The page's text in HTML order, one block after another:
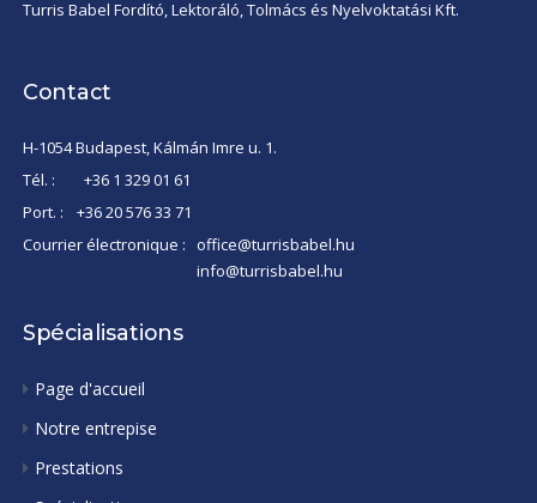
Turris Babel Fordító, Lektoráló, Tolmács és Nyelvoktatási Kft.
Contact
H-1054 Budapest, Kálmán Imre u. 1.
Tél. :
+36 1 329 01 61
Port. :
+36 20 576 33 71
Courrier électronique : office@turrisbabel.hu
info@turrisbabel.hu
Spécialisations
Page d'accueil
Notre entrepise
Prestations